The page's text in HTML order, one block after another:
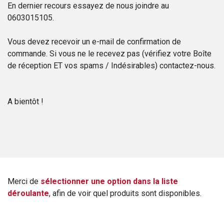
En dernier recours essayez de nous joindre au
0603015105.
Vous devez recevoir un e-mail de confirmation de
commande. Si vous ne le recevez pas (vérifiez votre Boîte
de réception ET vos spams / Indésirables) contactez-nous.
A bientôt !
Merci de sélectionner une option dans la liste
déroulante, afin de voir quel produits sont disponibles.